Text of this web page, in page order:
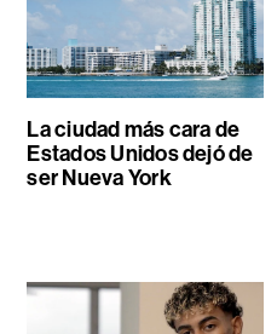
La ciudad más cara de
Estados Unidos dejó de
ser Nueva York